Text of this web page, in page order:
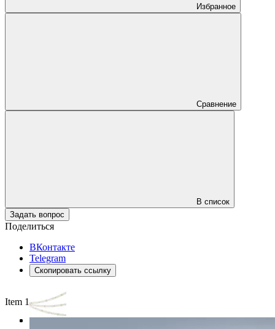
Избранное
Сравнение
В список
Задать вопрос
Поделиться
ВКонтакте
Telegram
Скопировать ссылку
Item 1 of 3